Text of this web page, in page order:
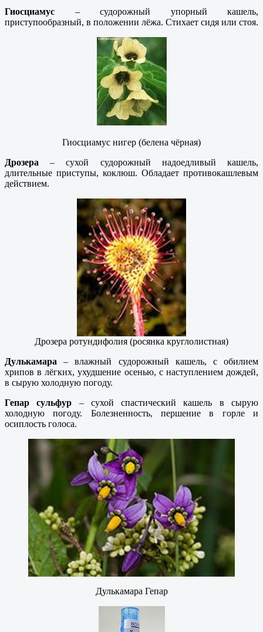
Гиосциамус – судорожный упорный кашель,
приступообразный, в положении лёжа. Стихает сидя или стоя.
Гиосциамус нигер (белена чёрная)
Дрозера – сухой судорожный надоедливый кашель,
длительные приступы, коклюш. Обладает противокашлевым
действием.
Дрозера ротундифолия (росянка круглолистная)
Дулькамара – влажный судорожный кашель, с обилием
хрипов в лёгких, ухудшение осенью, с наступлением дождей,
в сырую холодную погоду.
Гепар сульфур – сухой спастический кашель в сырую
холодную погоду. Болезненность, першение в горле и
осиплость голоса.
Дулькамара Гепар